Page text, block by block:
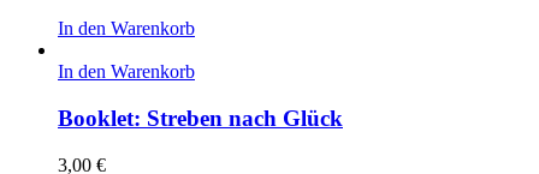
In den Warenkorb
In den Warenkorb
Booklet: Streben nach Glück
3,00 €